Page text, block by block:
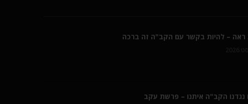
– להיות בקשר עם הקב"ה זה ברכה
נגדנו הקב"ה איתנו – פרשת עקב